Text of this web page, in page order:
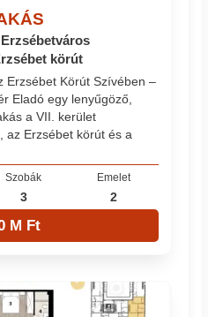
körút
Erzsébet Körút Szívében –
Eladó egy lenyűgöző,
a VII. kerület
az Erzsébet körút és a
Szobák
3
Emelet
2
M Ft